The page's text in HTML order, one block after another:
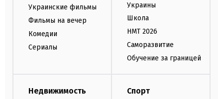
Украинские фильмы
Фильмы на вечер
Комедии
Сериалы
Украины
Школа
НМТ 2026
Саморазвитие
Обучение за границей
Недвижимость Спорт